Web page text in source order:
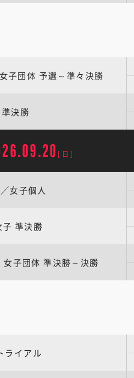
子団体 予選～準々決勝
決勝
[日]
女子個人
準決勝
子団体 準決勝～決勝
ライアル